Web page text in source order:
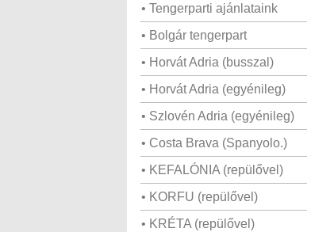
• Tengerparti ajánlataink
• Bolgár tengerpart
• Horvát Adria (busszal)
• Horvát Adria (egyénileg)
• Szlovén Adria (egyénileg)
• Costa Brava (Spanyolo.)
• KEFALÓNIA (repülővel)
• KORFU (repülővel)
• KRÉTA (repülővel)